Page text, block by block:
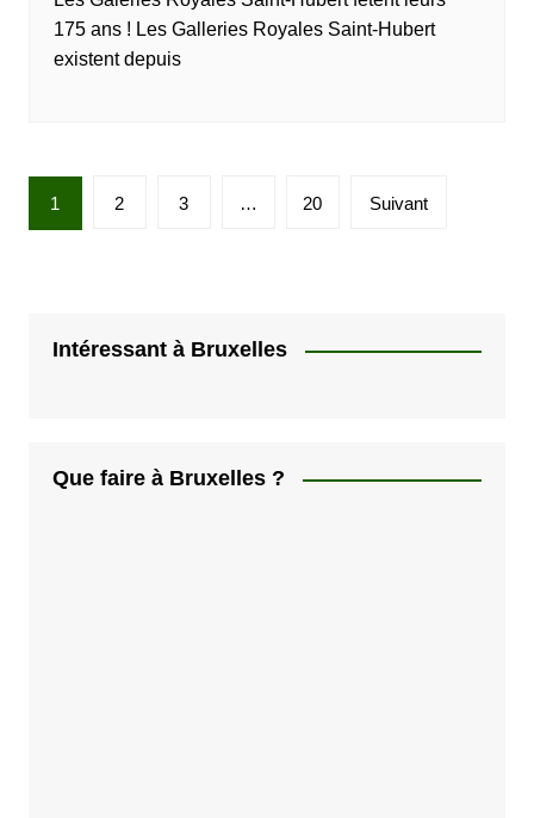
175 ans ! Les Galleries Royales Saint-Hubert
existent depuis
a
1 2 3 … 20 Suivant
Intéressant à Bruxelles
Que faire à Bruxelles ?